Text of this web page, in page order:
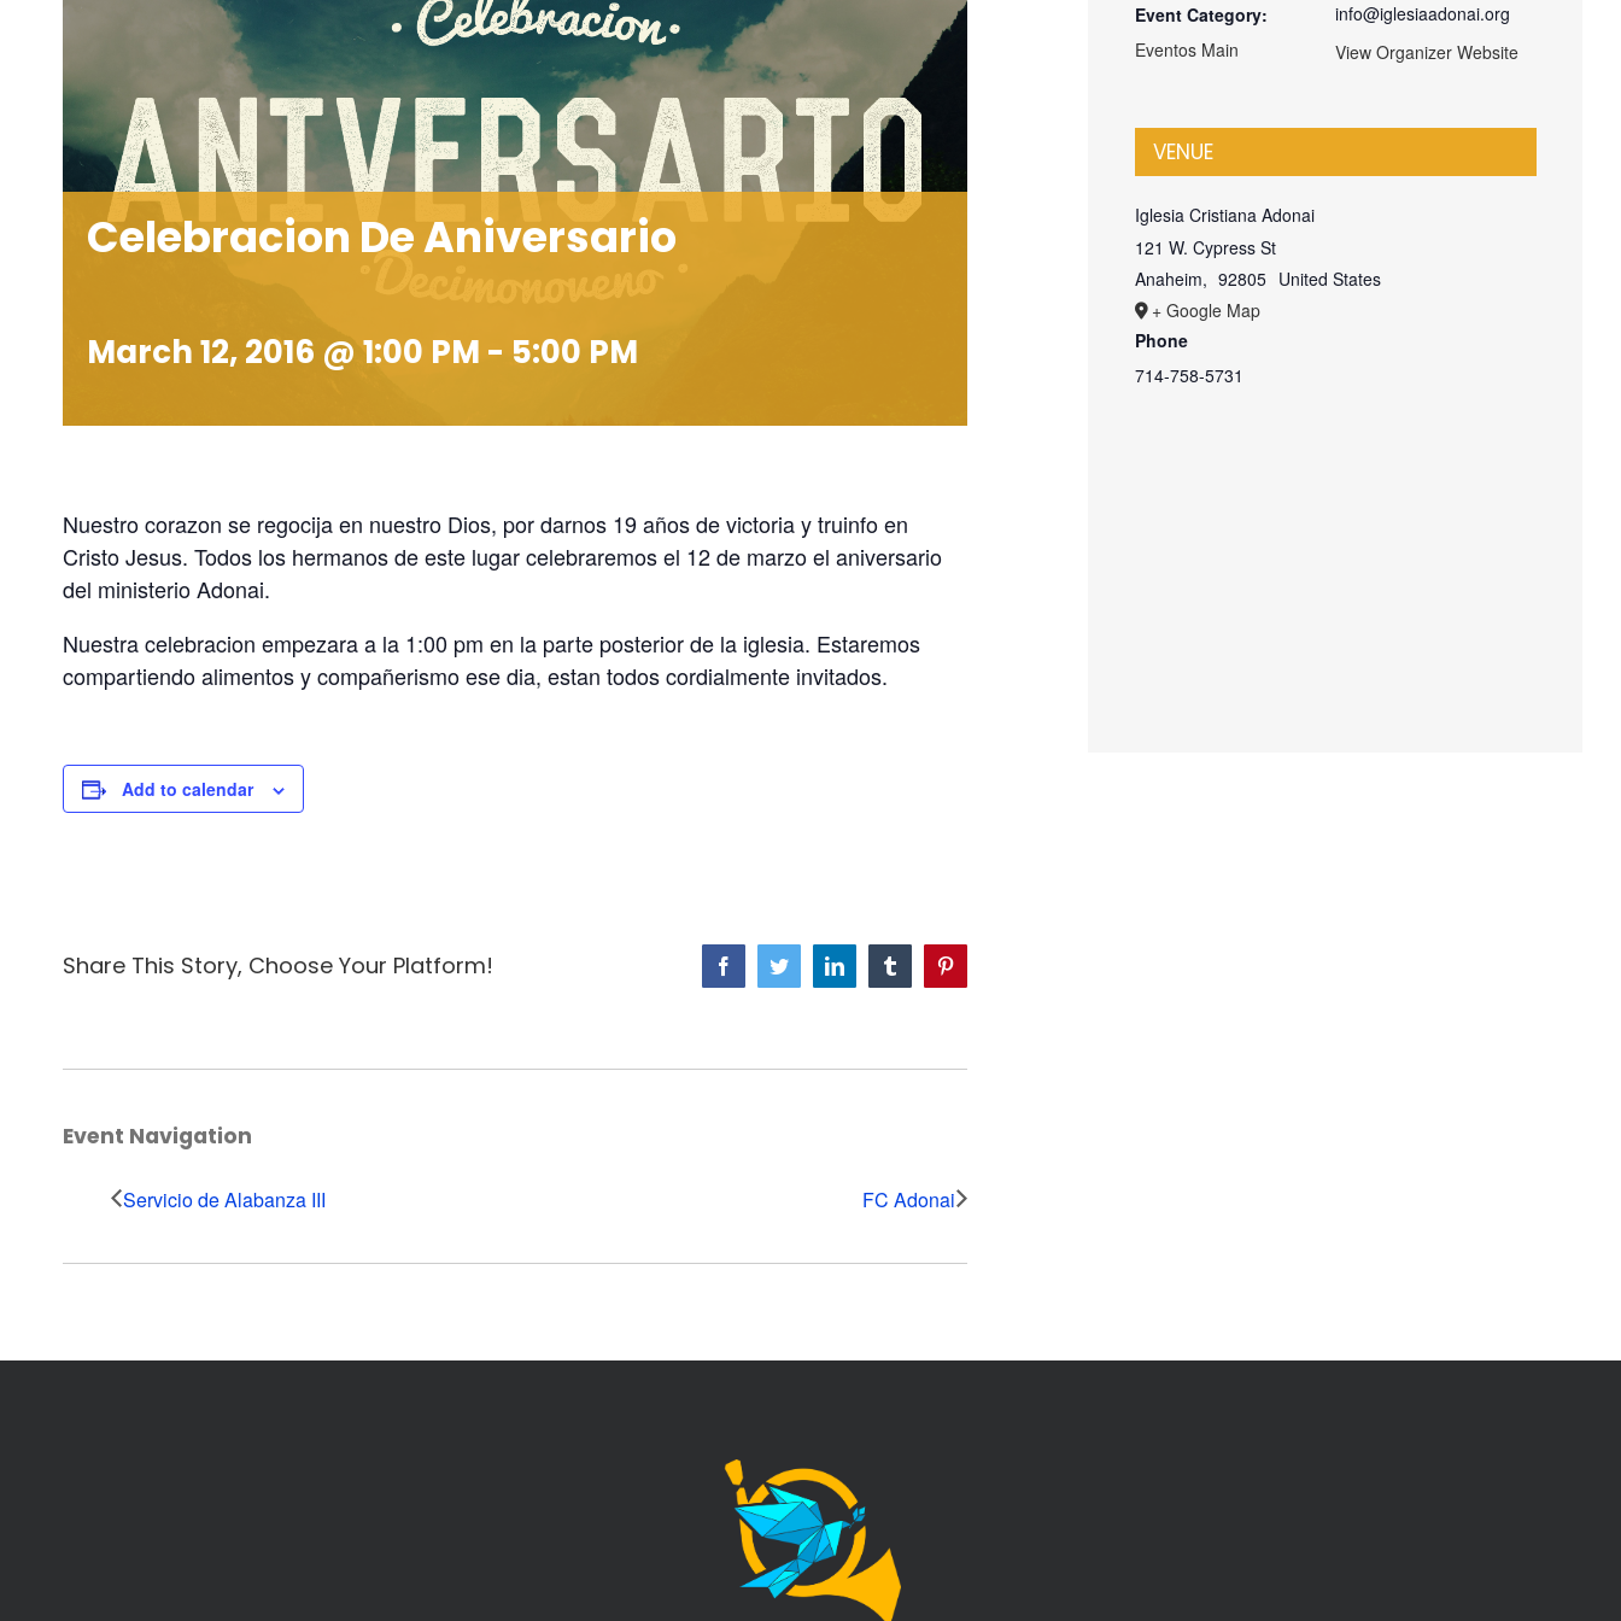
Celebracion De Aniversario
March 12, 2016 @ 1:00 PM - 5:00 PM
Nuestro corazon se regocija en nuestro Dios, por darnos 19 años de victoria y truinfo en
Cristo Jesus. Todos los hermanos de este lugar celebraremos el 12 de marzo el aniversario
del ministerio Adonai.
Nuestra celebracion empezara a la 1:00 pm en la parte posterior de la iglesia. Estaremos
compartiendo alimentos y compañerismo ese dia, estan todos cordialmente invitados.
Add to calendar
Share This Story, Choose Your Platform! FacebookTwitterLinkedIn Tumblr
Event Navigation
Servicio de Alabanza III FC Adonai
Event Category:
Eventos Main
info@iglesiaadonai.org
View Organizer Website
VENUE
Iglesia Cristiana Adonai
121 W. Cypress St
Anaheim, 92805 United States
+ Google Map
Phone
714-758-5731